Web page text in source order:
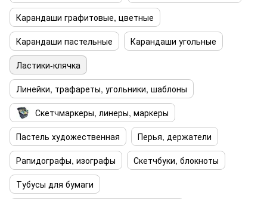
Карандаши графитовые, цветные
Карандаши пастельные
Карандаши угольные
Ластики-клячка
Линейки, трафареты, угольники, шаблоны
Скетчмаркеры, линеры, маркеры
Пастель художественная
Перья, держатели
Рапидографы, изографы
Скетчбуки, блокноты
Тубусы для бумаги